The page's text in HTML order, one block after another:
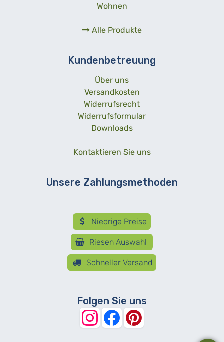
Wohnen
Alle Produkte
Kundenbetreuung
Über uns
Versandkosten
Widerrufsrecht
Widerrufsformular
Downloads
Kontaktieren Sie uns
Unsere Zahlungsmethoden
Niedrige Preise
Riesen Auswahl
Schneller Versand
Folgen Sie uns